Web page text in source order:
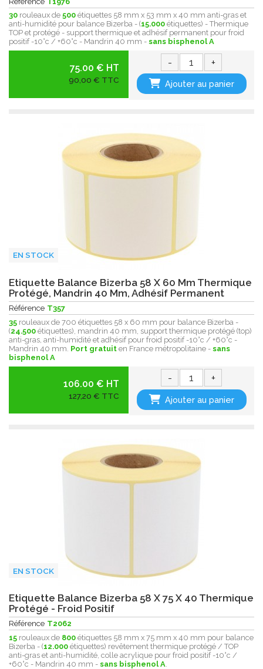
30 rouleaux de 500 étiquettes 58 mm x 53 mm x 40 mm anti-gras et
anti-humidité pour balance Bizerba - (15.000 étiquettes) - Thermique
TOP et protégé - support thermique et adhésif permanent pour froid
positif -10°c / +60°c - Mandrin 40 mm - sans bisphenol A
75.00 € HT
90,00 € TTC
- +
Ajouter au panier
EN STOCK
Etiquette Balance Bizerba 58 X 60 Mm Thermique
Protégé, Mandrin 40 Mm, Adhésif Permanent
Référence T357
35 rouleaux de 700 étiquettes 58 x 60 mm pour balance Bizerba -
(24.500 étiquettes), mandrin 40 mm, support thermique protégé (top)
anti-gras, anti-humidité et adhésif pour froid positif -10°c / +60°c -
Mandrin 40 mm. Port gratuit en France métropolitaine - sans
bisphenol A
106.00 € HT
127,20 € TTC
- +
Ajouter au panier
EN STOCK
Etiquette Balance Bizerba 58 X 75 X 40 Thermique
Protégé - Froid Positif
Référence T2062
15 rouleaux de 800 étiquettes 58 mm x 75 mm x 40 mm pour balance
Bizerba - (12.000 étiquettes) revêtement thermique protégé / TOP
anti-gras et anti-humidité, colle acrylique pour froid positif -10°c /
+60°c - Mandrin 40 mm - sans bisphenol A